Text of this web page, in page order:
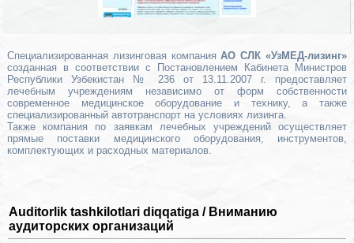
Специализированная лизинговая компанияАО СЛК «УзМЕД-лизинг»
созданная в соответствии с Постановлением Кабинета Министров
Республики Узбекистан № 236 от 13.11.2007 г. предоставляет
лечебным учреждениям независимо от форм собственности
современное медицинское оборудование и технику, а также
специализированный автотранспорт на условиях лизинга.
Также компания по заявкам лечебных учреждений осуществляет
прямые поставки медицинского оборудования, инструментов,
комплектующих и расходных материалов.
Auditorlik tashkilotlari diqqatiga / Вниманию
аудиторских организаций